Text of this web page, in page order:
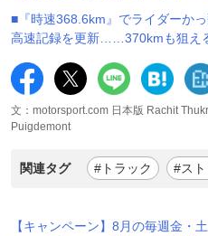
■『時速368.6km』でライダーか
高速記録を更新……370kmも狙え
文：motorsport.com 日本版 Rachit
Puigdemont
関連タグ #トラック #ス
【キャンペーン】8月の毎週金・